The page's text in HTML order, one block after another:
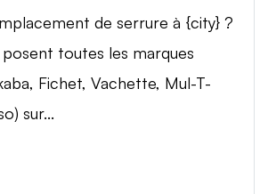
de serrure à {city} ?
toutes les marques
Fichet, Vachette, Mul-T-
sur...